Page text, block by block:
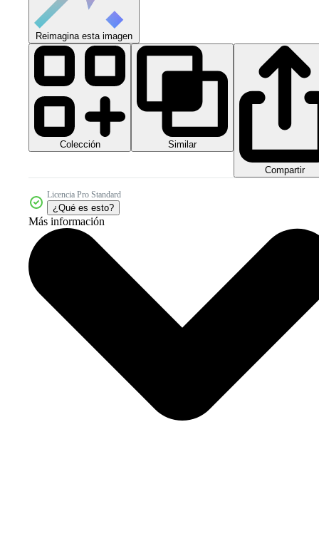
Reimagina esta imagen
Colección Similar
Compartir
Licencia Pro Standard
¿Qué es esto?
Más información